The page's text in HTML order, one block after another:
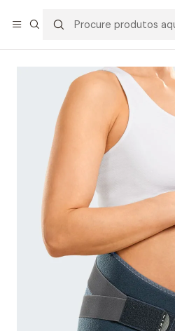
Lumbamed Maternity -